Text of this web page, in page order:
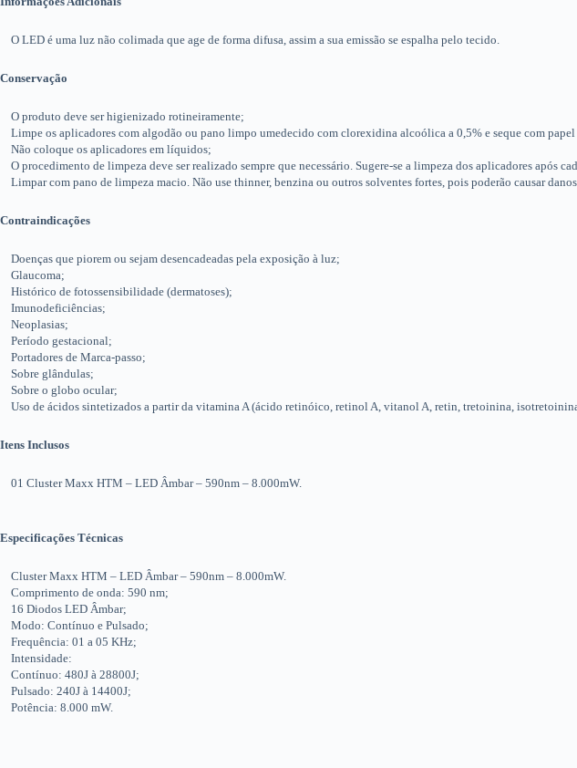
O LED é uma luz não colimada que age de forma difusa, assim a sua emissão se espalha pelo tecido.
Conservação
O produto deve ser higienizado rotineiramente;
Limpe os aplicadores com algodão ou pano limpo umedecido com clorexidina alcoólica a 0,5% e seque com
Não coloque os aplicadores em líquidos;
O procedimento de limpeza deve ser realizado sempre que necessário. Sugere-se a limpeza dos aplicadores após
Limpar com pano de limpeza macio. Não use thinner, benzina ou outros solventes fortes, pois poderão causar
Contraindicações
Doenças que piorem ou sejam desencadeadas pela exposição à luz;
Glaucoma;
Histórico de fotossensibilidade (dermatoses);
Imunodeficiências;
Neoplasias;
Período gestacional;
Portadores de Marca-passo;
Sobre glândulas;
Sobre o globo ocular;
Uso de ácidos sintetizados a partir da vitamina A (ácido retinóico, retinol A, vitanol A, retin, tretoinina,
Itens Inclusos
01 Cluster Maxx HTM – LED Âmbar – 590nm – 8.000mW.
Especificações Técnicas
Cluster Maxx HTM – LED Âmbar – 590nm – 8.000mW.
Comprimento de onda: 590 nm;
16 Diodos LED Âmbar;
Modo: Contínuo e Pulsado;
Frequência: 01 a 05 KHz;
Intensidade:
Contínuo: 480J à 28800J;
Pulsado: 240J à 14400J;
Potência: 8.000 mW.